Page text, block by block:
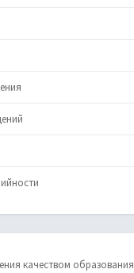
качеством образования